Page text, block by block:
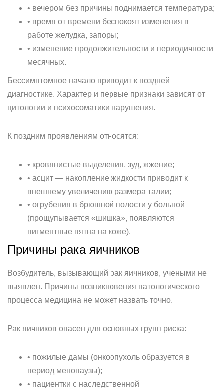
• вечером без причины поднимается температура;
• время от времени беспокоят изменения в
работе желудка, запоры;
• изменение продолжительности и периодичности
месячных.
Бессимптомное начало приводит к поздней
диагностике. Характер и первые признаки зависят от
цитологии и психосоматики нарушения.
К поздним проявлениям относятся:
• кровянистые выделения, зуд, жжение;
• асцит — накопление жидкости приводит к
внешнему увеличению размера талии;
• огрубения в брюшной полости у больной
(прощупывается «шишка», появляются
пигментные пятна на коже).
Причины рака яичников
Возбудитель, вызывающий рак яичников, учеными не
выявлен. Причины возникновения патологического
процесса медицина не может назвать точно.
Рак яичников опасен для основных групп риска:
• пожилые дамы (онкоопухоль образуется в
период менопаузы);
• пациентки с наследственной